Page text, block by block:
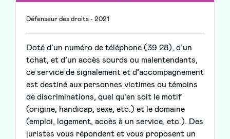
Défenseur des droits - 2021
Doté d’un numéro de téléphone (39 28), d’un
tchat, et d’un accès sourds ou malentendants,
ce service de signalement et d’accompagnement
est destiné aux personnes victimes ou témoins
de discriminations, quel qu’en soit le motif
(origine, handicap, sexe, etc.) et le domaine
(emploi, logement, accès à un service, etc.). Des
juristes vous répondent et vous proposent un